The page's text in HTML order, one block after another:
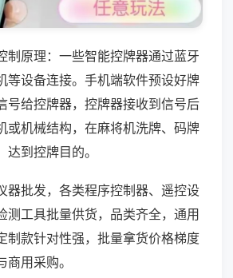
制原理：一些智能控牌器通过蓝牙
等设备连接。手机端软件预设好牌
号给控牌器，控牌器接收到信号后
或机械结构，在麻将机洗牌、码牌
到控牌目的。
器批发，各类程序控制器、遥控设
测工具批量供货，品类齐全，通用
制款针对性强，批量拿货价格梯度
用采购。